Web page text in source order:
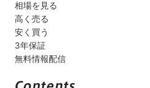
相場を見る
高く売る
安く買う
3年保証
無料情報配信